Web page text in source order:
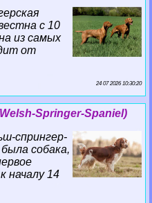
с 10
из самых
от
24 07 2026 10:30:20
Springer-Spaniel)
спрингер-
собака,
началу 14